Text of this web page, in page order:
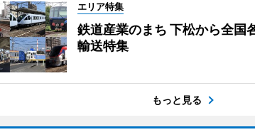
エリア特集
鉄道産業のまち 下松から全
輸送特集
もっと見る